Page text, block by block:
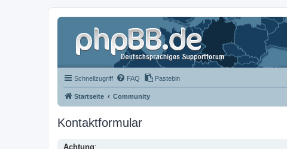
Schnellzugriff FAQ Pastebin
Startseite Community
Kontaktformular
Achtung: